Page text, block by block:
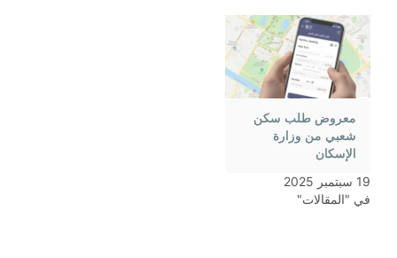
معروض طلب سكن
شعبي من وزارة
الإسكان
19 سبتمبر 2025
في "المقالات"